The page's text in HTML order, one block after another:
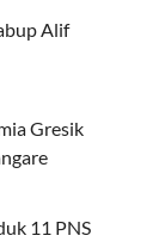
Alif
Gresik
11 PNS